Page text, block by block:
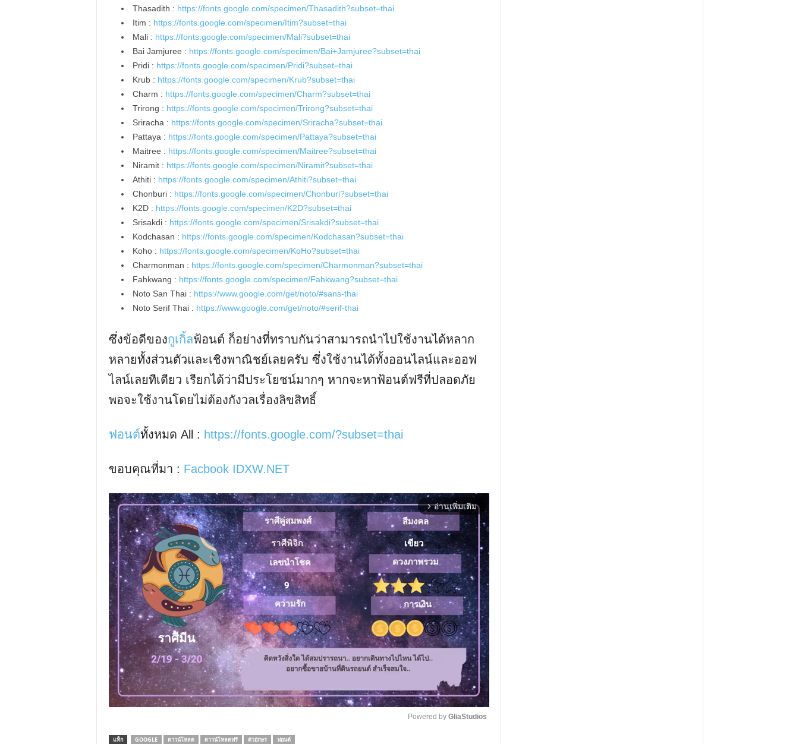
Thasadith : https://fonts.google.com/specimen/Thasadith?subset=thai
Itim : https://fonts.google.com/specimen/Itim?subset=thai
Mali : https://fonts.google.com/specimen/Mali?subset=thai
Bai Jamjuree : https://fonts.google.com/specimen/Bai+Jamjuree?subset=thai
Pridi : https://fonts.google.com/specimen/Pridi?subset=thai
Krub : https://fonts.google.com/specimen/Krub?subset=thai
Charm : https://fonts.google.com/specimen/Charm?subset=thai
Trirong : https://fonts.google.com/specimen/Trirong?subset=thai
Sriracha : https://fonts.google.com/specimen/Sriracha?subset=thai
Pattaya : https://fonts.google.com/specimen/Pattaya?subset=thai
Maitree : https://fonts.google.com/specimen/Maitree?subset=thai
Niramit : https://fonts.google.com/specimen/Niramit?subset=thai
Athiti : https://fonts.google.com/specimen/Athiti?subset=thai
Chonburi : https://fonts.google.com/specimen/Chonburi?subset=thai
K2D : https://fonts.google.com/specimen/K2D?subset=thai
Srisakdi : https://fonts.google.com/specimen/Srisakdi?subset=thai
Kodchasan : https://fonts.google.com/specimen/Kodchasan?subset=thai
Koho : https://fonts.google.com/specimen/KoHo?subset=thai
Charmonman : https://fonts.google.com/specimen/Charmonman?subset=thai
Fahkwang : https://fonts.google.com/specimen/Fahkwang?subset=thai
Noto San Thai : https://www.google.com/get/noto/#sans-thai
Noto Serif Thai : https://www.google.com/get/noto/#serif-thai
ซึ่งข้อดีของกูเกิ้ลฟ้อนต์ ก็อย่างที่ทราบกันว่าสามารถนำไปใช้งานได้หลาก
หลายทั้งส่วนตัวและเชิงพาณิชย์เลยครับ ซึ่งใช้งานได้ทั้งออนไลน์และออฟ
ไลน์เลยทีเดียว เรียกได้ว่ามีประโยชน์มากๆ หากจะหาฟ้อนต์ฟรีที่ปลอดภัย
พอจะใช้งานโดยไม่ต้องกังวลเรื่องลิขสิทธิ์
ฟอนต์ทั้งหมด All : https://fonts.google.com/?subset=thai
ขอบคุณที่มา : Facbook IDXW.NET
arrow_forward_ios อ่านเพิ่มเติม
Powered by GliaStudios
แท็ก GOOGLE ดาวน์โหลด ดาวน์โหลดฟรี ตัวอักษร ฟอนต์